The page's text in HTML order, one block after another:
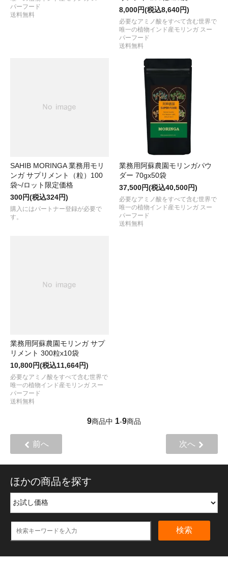
パーフード
送料無料
8,000円(税込8,640円)
必要なアミノ酸をすべて含む世界で
唯一の植物インド産モリンガ スー
パーフード
送料無料
SAHIB MORINGA 業務用モリ
ンガ サプリメント（粒）100
袋~/ロット限定価格
300円(税込324円)
購入にはパートナー登録が必要で
す。
業務用阿蘇農園モリンガパウ
ダー 70gx50袋
37,500円(税込40,500円)
必要なアミノ酸をすべて含む世界で
唯一の植物インド産モリンガ スー
パーフード
送料無料
業務用阿蘇農園モリンガ サプ
リメント 300粒x10袋
10,800円(税込11,664円)
必要なアミノ酸をすべて含む世界で
唯一の植物インド産モリンガ スー
パーフード
送料無料
9商品中 1-9商品
前へ 次へ
ほかの商品を探す
検索